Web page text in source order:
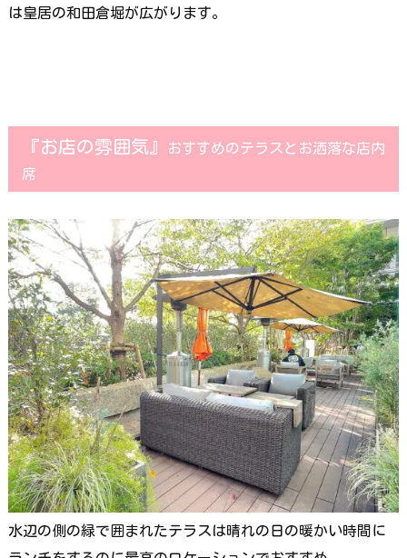
は皇居の和田倉堀が広がります。
『お店の雰囲気』
おすすめのテラスとお洒落な店内
席
水辺の側の緑で囲まれたテラスは晴れの日の暖かい時間に